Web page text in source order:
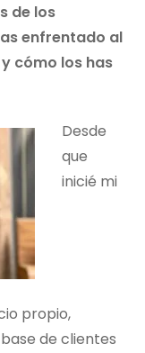
de los
enfrentado al
cómo los has
Desde
que
inicié mi
propio,
de clientes